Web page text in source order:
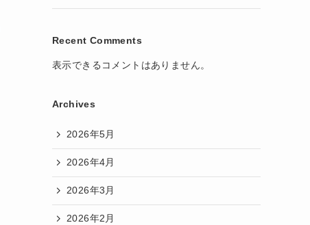
Recent Comments
表示できるコメントはありません。
Archives
2026年5月
2026年4月
2026年3月
2026年2月